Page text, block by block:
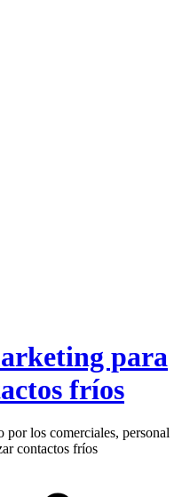
para
fríos
por los comerciales, personal
contactos fríos